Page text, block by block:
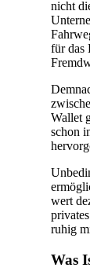
nicht
für das
Wallet
schon
wert
ruhig
Was